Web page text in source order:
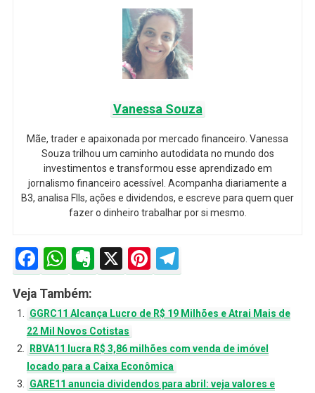
Vanessa Souza
Mãe, trader e apaixonada por mercado financeiro. Vanessa
Souza trilhou um caminho autodidata no mundo dos
investimentos e transformou esse aprendizado em
jornalismo financeiro acessível. Acompanha diariamente a
B3, analisa FIIs, ações e dividendos, e escreve para quem quer
fazer o dinheiro trabalhar por si mesmo.
Facebook
WhatsApp
Evernote
X Pinterest
Veja Também:
GGRC11 Alcança Lucro de R$ 19 Milhões e Atrai Mais de
22 Mil Novos Cotistas
RBVA11 lucra R$ 3,86 milhões com venda de imóvel
locado para a Caixa Econômica
GARE11 anuncia dividendos para abril: veja valores e